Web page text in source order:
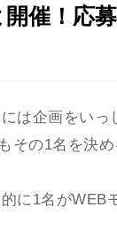
催！応
は企画をい
その1名を決
に1名がWEB